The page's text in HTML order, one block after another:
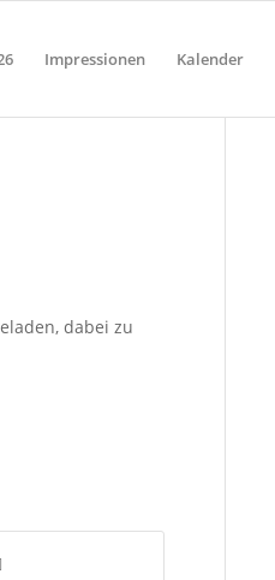
Impressionen Kalender
dabei zu